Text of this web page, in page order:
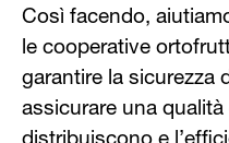
Così facendo,
le cooperative
garantire la sicurezza
assicurare una